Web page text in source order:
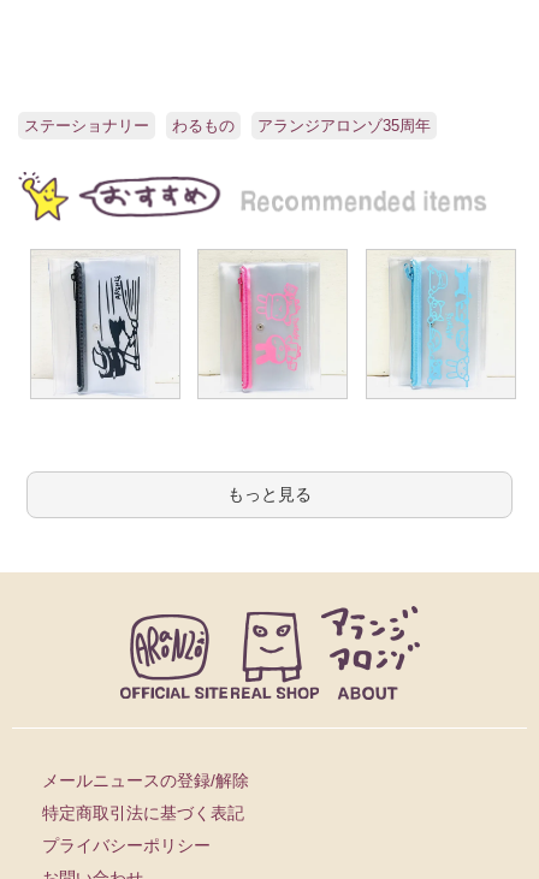
ステーショナリー わるもの アランジアロンゾ35周年
もっと見る
メールニュースの登録/解除
特定商取引法に基づく表記
プライバシーポリシー